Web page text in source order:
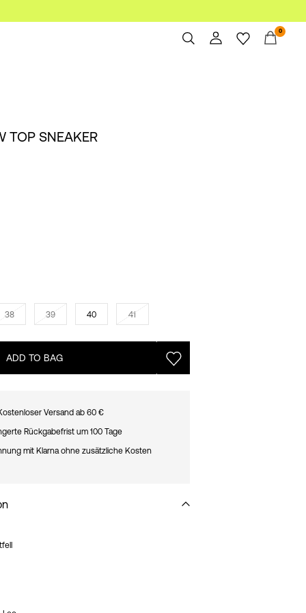
0
TOP SNEAKER
38 39 40 41
ADD TO BAG
Versand ab 60 €
Rückgabefrist um 100 Tage
mit Klarna ohne zusätzliche Kosten